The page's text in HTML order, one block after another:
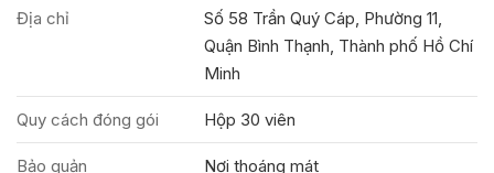
Địa chỉ
Số 58 Trần Quý Cáp, Phường 11,
Quận Bình Thạnh, Thành phố Hồ Chí
Minh
Quy cách đóng gói Hộp 30 viên
Bảo quản Nơi thoáng mát